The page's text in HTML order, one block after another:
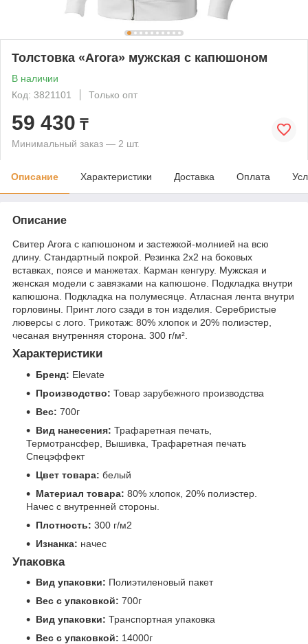
Толстовка «Arora» мужская с капюшоном
В наличии
Код: 3821101
Только опт
59 430 ₸
Минимальный заказ — 2 шт.
Описание Характеристики Доставка Оплата
Описание
Свитер Arora с капюшоном и застежкой-молнией на всю
длину. Стандартный покрой. Резинка 2х2 на боковых
вставках, поясе и манжетах. Карман кенгуру. Мужская и
женская модели с завязками на капюшоне. Подкладка внутри
капюшона. Подкладка на полумесяце. Атласная лента внутри
горловины. Принт лого сзади в тон изделия. Серебристые
люверсы с лого. Трикотаж: 80% хлопок и 20% полиэстер,
чесаная внутренняя сторона. 300 г/м².
Характеристики
Бренд: Elevate
Производство: Товар зарубежного производства
Вес: 700г
Вид нанесения: Трафаретная печать,
Термотрансфер, Вышивка, Трафаретная печать
Спецэффект
Цвет товара: белый
Материал товара: 80% хлопок, 20% полиэстер.
Начес с внутренней стороны.
Плотность: 300 г/м2
Изнанка: начес
Упаковка
Вид упаковки: Полиэтиленовый пакет
Вес с упаковкой: 700г
Вид упаковки: Транспортная упаковка
Вес с упаковкой: 14000г